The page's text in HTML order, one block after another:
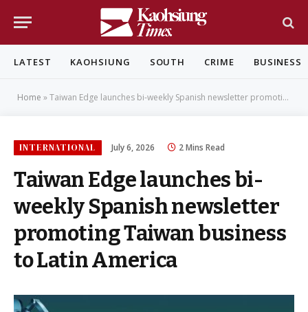
LATEST KAOHSIUNG SOUTH CRIME BUSINESS
Home »Taiwan Edge launches bi-weekly Spanish newsletter promoting Taiwan business to Latin America
INTERNATIONAL July 6, 2026 2 Mins Read
Taiwan Edge launches bi-
weekly Spanish newsletter
promoting Taiwan business
to Latin America